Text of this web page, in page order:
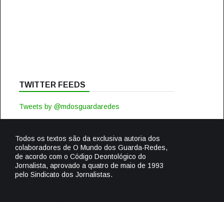
TWITTER FEEDS
Tweets by @mdosguardaredes
Todos os textos são da exclusiva autoria dos
colaboradores de O Mundo dos Guarda-Redes,
de acordo com o Código Deontológico do
Jornalista, aprovado a quatro de maio de 1993
pelo Sindicato dos Jornalistas.